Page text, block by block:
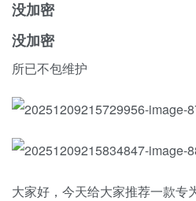
没加密
没加密
所已不包维护
大家好，今天给大家推荐一款专